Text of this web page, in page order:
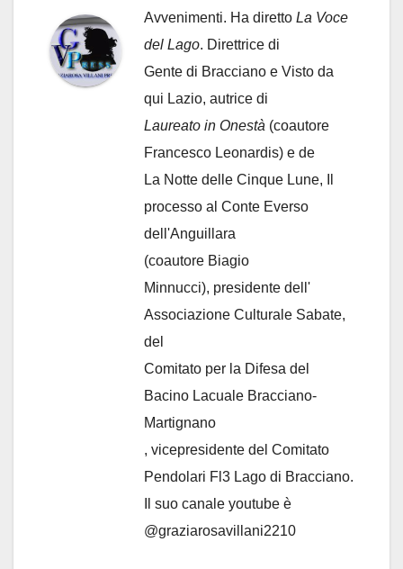
Avvenimenti. Ha diretto La Voce
del Lago. Direttrice di
Gente di Bracciano e Visto da
qui Lazio, autrice di
Laureato in Onestà (coautore
Francesco Leonardis) e de
La Notte delle Cinque Lune, Il
processo al Conte Everso
dell'Anguillara
(coautore Biagio
Minnucci), presidente dell'
Associazione Culturale Sabate,
del
Comitato per la Difesa del
Bacino Lacuale Bracciano-
Martignano
, vicepresidente del Comitato
Pendolari Fl3 Lago di Bracciano.
Il suo canale youtube è
@graziarosavillani2210